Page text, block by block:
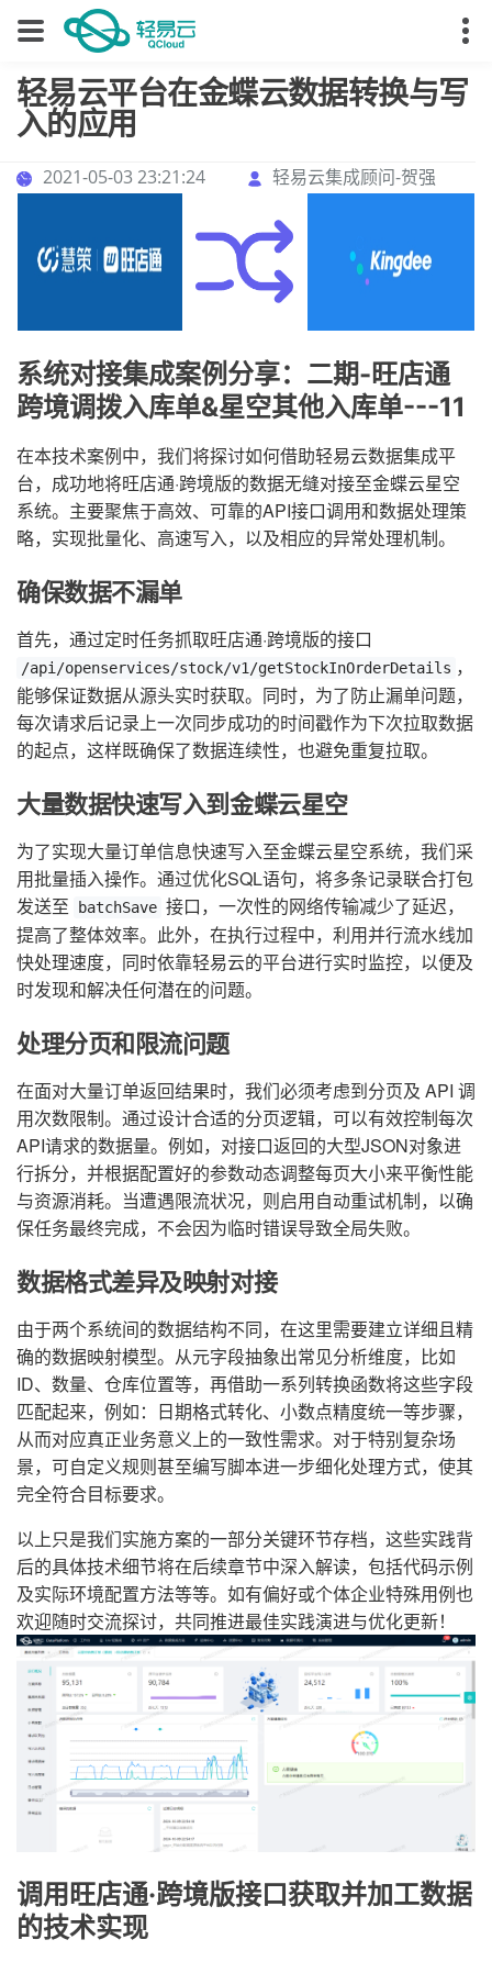
轻易云平台在金蝶云数据转换与写
入的应用
2021-05-03 23:21:24 轻易云集成顾问-贺强
系统对接集成案例分享：二期-旺店通
跨境调拨入库单&星空其他入库单---11
在本技术案例中，我们将探讨如何借助轻易云数据集成平
台，成功地将旺店通·跨境版的数据无缝对接至金蝶云星空
系统。主要聚焦于高效、可靠的API接口调用和数据处理策
略，实现批量化、高速写入，以及相应的异常处理机制。
确保数据不漏单
首先，通过定时任务抓取旺店通·跨境版的接口
/api/openservices/stock/v1/getStockInOrderDetails ，
能够保证数据从源头实时获取。同时，为了防止漏单问题，
每次请求后记录上一次同步成功的时间戳作为下次拉取数据
的起点，这样既确保了数据连续性，也避免重复拉取。
大量数据快速写入到金蝶云星空
为了实现大量订单信息快速写入至金蝶云星空系统，我们采
用批量插入操作。通过优化SQL语句，将多条记录联合打包
发送至
batchSave 接口，一次性的网络传输减少了延迟，
提高了整体效率。此外，在执行过程中，利用并行流水线加
快处理速度，同时依靠轻易云的平台进行实时监控，以便及
时发现和解决任何潜在的问题。
处理分页和限流问题
在面对大量订单返回结果时，我们必须考虑到分页及 API 调
用次数限制。通过设计合适的分页逻辑，可以有效控制每次
API请求的数据量。例如，对接口返回的大型JSON对象进
行拆分，并根据配置好的参数动态调整每页大小来平衡性能
与资源消耗。当遭遇限流状况，则启用自动重试机制，以确
保任务最终完成，不会因为临时错误导致全局失败。
数据格式差异及映射对接
由于两个系统间的数据结构不同，在这里需要建立详细且精
确的数据映射模型。从元字段抽象出常见分析维度，比如
ID、数量、仓库位置等，再借助一系列转换函数将这些字段
匹配起来，例如：日期格式转化、小数点精度统一等步骤，
从而对应真正业务意义上的一致性需求。对于特别复杂场
景，可自定义规则甚至编写脚本进一步细化处理方式，使其
完全符合目标要求。
以上只是我们实施方案的一部分关键环节存档，这些实践背
后的具体技术细节将在后续章节中深入解读，包括代码示例
及实际环境配置方法等等。如有偏好或个体企业特殊用例也
欢迎随时交流探讨，共同推进最佳实践演进与优化更新！
调用旺店通·跨境版接口获取并加工数据
的技术实现